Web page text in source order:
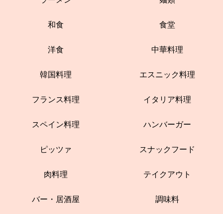
和食 食堂
洋食 中華料理
韓国料理 エスニック料理
フランス料理 イタリア料理
スペイン料理 ハンバーガー
ピッツァ スナックフード
肉料理 テイクアウト
バー・居酒屋 調味料